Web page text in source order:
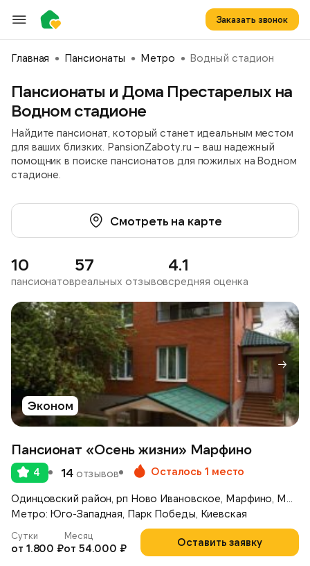
Заказать звонок
Главная Пансионаты Метро Водный стадион
Пансионаты и Дома Престарелых на
Водном стадионе
Найдите пансионат, который станет идеальным местом
для ваших близких. PansionZaboty.ru – ваш надежный
помощник в поиске пансионатов для пожилых на Водном
стадионе.
Смотреть на карте
10
пансионатов
57
реальных отзывов
4.1
средняя оценка
Эконом
Пансионат «Осень жизни» Марфино
4 14отзывов Осталось 1 место
Метро: Юго-Западная, Парк Победы, Киевская
Оставить заявку
Сутки
от 1.800 ₽
Месяц
от 54.000 ₽